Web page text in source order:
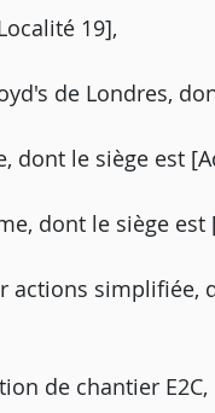
19],
de Londres,
dont le siège est
dont le siège est
actions
de chantier